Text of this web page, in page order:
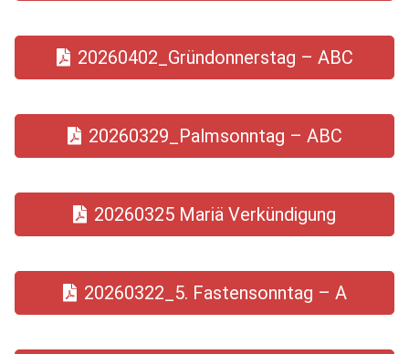
20260402_Gründonnerstag – ABC
20260329_Palmsonntag – ABC
20260325 Mariä Verkündigung
20260322_5. Fastensonntag – A